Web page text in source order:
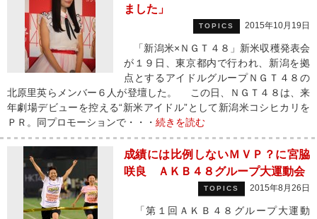
ました」
TOPICS 2015年10月19日
「新潟米×ＮＧＴ４８」新米収穫発表会
が１９日、東京都内で行われ、新潟を拠
点とするアイドルグループＮＧＴ４８の
北原里英らメンバー６人が登壇した。 この日、ＮＧＴ４８は、来
年劇場デビューを控える“新米アイドル”として新潟米コシヒカリを
ＰＲ。同プロモーションで・・・ 続きを読む
成績には比例しないＭＶＰ？に宮脇
咲良 ＡＫＢ４８グループ大運動会
TOPICS 2015年8月26日
「第１回ＡＫＢ４８グループ大運動